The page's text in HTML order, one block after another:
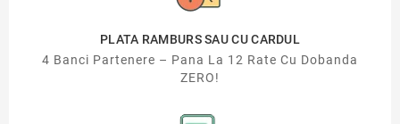
PLATA RAMBURS SAU CU CARDUL
4 Banci Partenere – Pana La 12 Rate Cu Dobanda
ZERO!